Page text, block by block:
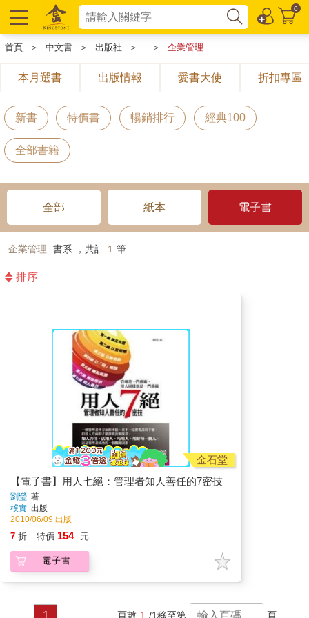
0
首頁 ＞ 中文書 ＞ 出版社 ＞ ＞ 企業管理
本月選書 出版情報 愛書大使 折扣專區
新書 特價書 暢銷排行 經典100
全部書籍
全部 紙本 電子書
企業管理 書系 ，共計 1 筆
排序
金石堂
【電子書】用人七絕：管理者知人善任的7密技
劉瑩 著
樸實 出版
2010/06/09 出版
7 折 特價 154 元
電子書
1 頁數 1 /1移至第 頁